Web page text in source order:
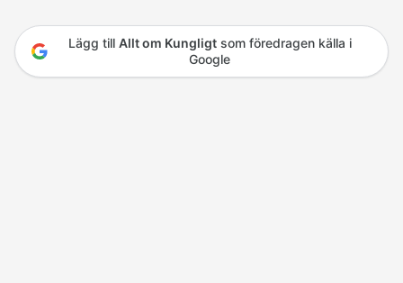
Lägg till Allt om Kungligtsom föredragen källa i
Google